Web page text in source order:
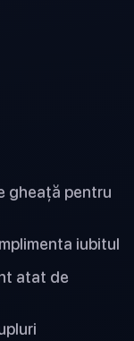
gheață pentru
iubitul
atat de